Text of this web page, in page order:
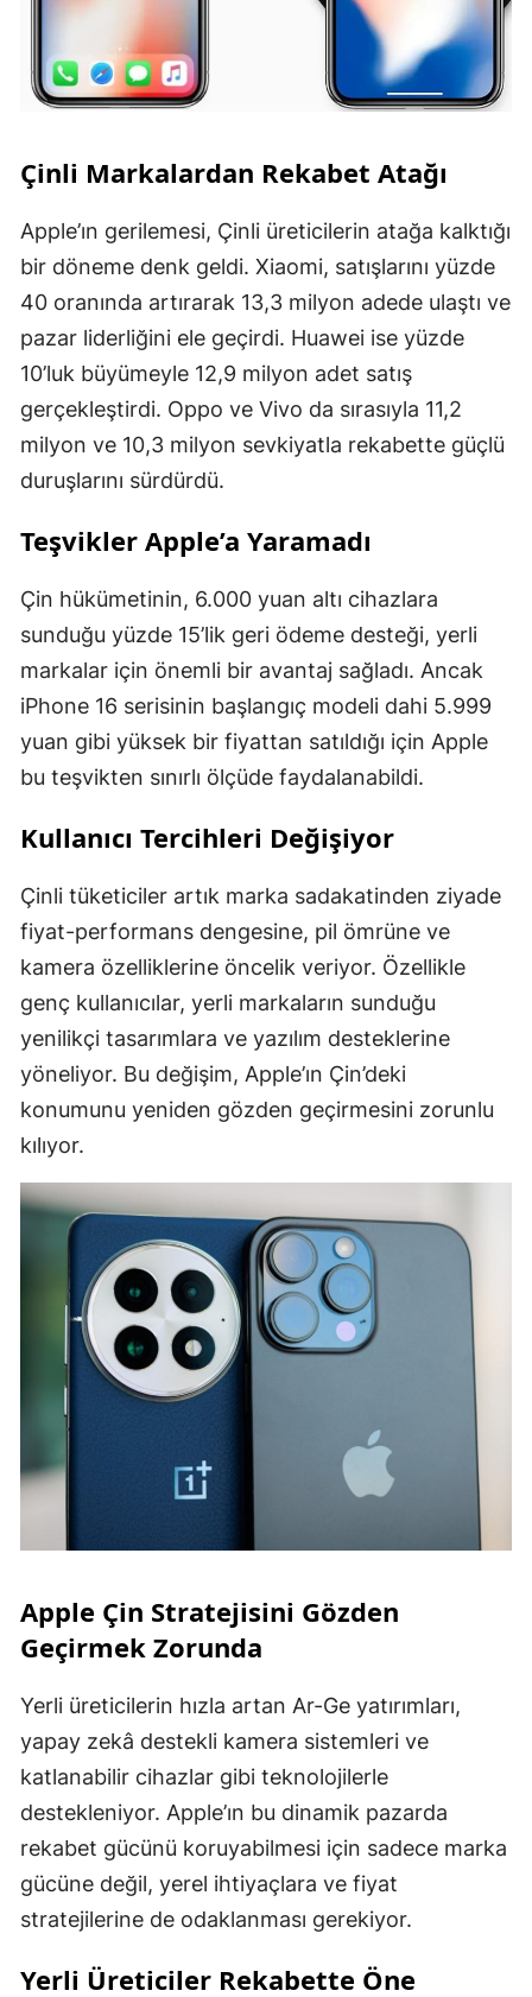
Çinli Markalardan Rekabet Atağı
Apple’ın gerilemesi, Çinli üreticilerin atağa kalktığı
bir döneme denk geldi. Xiaomi, satışlarını yüzde
40 oranında artırarak 13,3 milyon adede ulaştı ve
pazar liderliğini ele geçirdi. Huawei ise yüzde
10’luk büyümeyle 12,9 milyon adet satış
gerçekleştirdi. Oppo ve Vivo da sırasıyla 11,2
milyon ve 10,3 milyon sevkiyatla rekabette güçlü
duruşlarını sürdürdü.
Teşvikler Apple’a Yaramadı
Çin hükümetinin, 6.000 yuan altı cihazlara
sunduğu yüzde 15’lik geri ödeme desteği, yerli
markalar için önemli bir avantaj sağladı. Ancak
iPhone 16 serisinin başlangıç modeli dahi 5.999
yuan gibi yüksek bir fiyattan satıldığı için Apple
bu teşvikten sınırlı ölçüde faydalanabildi.
Kullanıcı Tercihleri Değişiyor
Çinli tüketiciler artık marka sadakatinden ziyade
fiyat-performans dengesine, pil ömrüne ve
kamera özelliklerine öncelik veriyor. Özellikle
genç kullanıcılar, yerli markaların sunduğu
yenilikçi tasarımlara ve yazılım desteklerine
yöneliyor. Bu değişim, Apple’ın Çin’deki
konumunu yeniden gözden geçirmesini zorunlu
kılıyor.
Apple Çin Stratejisini Gözden
Geçirmek Zorunda
Yerli üreticilerin hızla artan Ar-Ge yatırımları,
yapay zekâ destekli kamera sistemleri ve
katlanabilir cihazlar gibi teknolojilerle
destekleniyor. Apple’ın bu dinamik pazarda
rekabet gücünü koruyabilmesi için sadece marka
gücüne değil, yerel ihtiyaçlara ve fiyat
stratejilerine de odaklanması gerekiyor.
Yerli Üreticiler Rekabette Öne